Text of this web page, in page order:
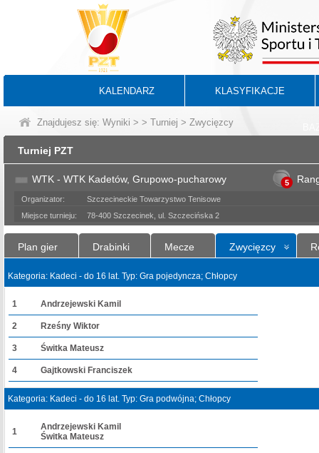
KALENDARZ KLASYFIKACJE
Znajdujesz się: Wyniki > > Turniej > Zwycięzcy
Turniej PZT
WTK - WTK Kadetów, Grupowo-pucharowy 5
Organizator:
Szczecineckie Towarzystwo Tenisowe
Miejsce turnieju:
78-400 Szczecinek, ul. Szczecińska 2
Plan gier Drabinki Mecze Zwycięzcy
Kategoria: Kadeci - do 16 lat. Typ: Gra pojedyncza; Chłopcy
1 Andrzejewski Kamil
2 Rześny Wiktor
3 Świtka Mateusz
4 Gajtkowski Franciszek
Kategoria: Kadeci - do 16 lat. Typ: Gra podwójna; Chłopcy
1
Andrzejewski Kamil
Świtka Mateusz